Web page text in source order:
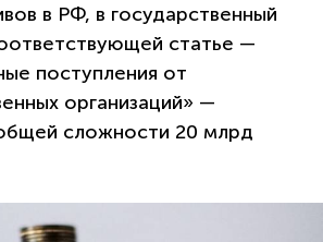
в РФ, в государственный
статье —
поступления от
организаций» —
сложности 20 млрд